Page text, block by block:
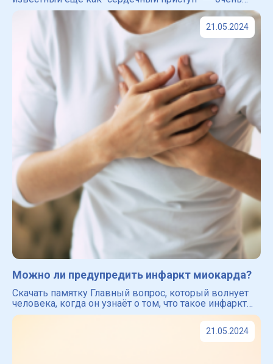
опасное заболевание сердечно-сосудистой системы.
Именно инфаркт входит в ведущие причины смерти
21.05.2024
Можно ли предупредить инфаркт миокарда?
Скачать памятку Главный вопрос, который волнует
человека, когда он узнаёт о том, что такое инфаркт
миокарда ― можно ли избежать инфаркта и как это
сделать? Забегая вперёд мы хотим успокоить вас ―
21.05.2024